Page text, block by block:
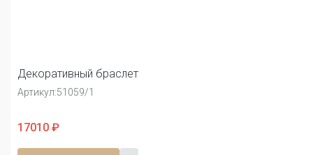
Декоративный браслет
Артикул:51059/1
17010 ₽